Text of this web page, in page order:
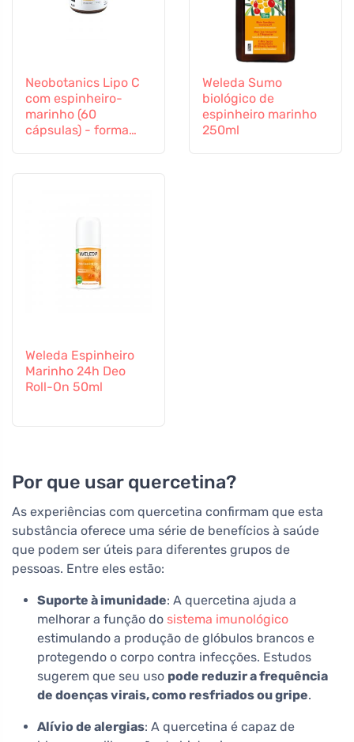
Neobotanics Lipo C
com espinheiro-
marinho (60
cápsulas) - forma
Weleda Sumo
biológico de
espinheiro marinho
250ml
Weleda Espinheiro
Marinho 24h Deo
Roll-On 50ml
Por que usar quercetina?
As experiências com quercetina confirmam que esta
substância oferece uma série de benefícios à saúde
que podem ser úteis para diferentes grupos de
pessoas. Entre eles estão:
Suporte à imunidade: A quercetina ajuda a
melhorar a função do sistema imunológico
estimulando a produção de glóbulos brancos e
protegendo o corpo contra infecções. Estudos
sugerem que seu uso pode reduzir a frequência
de doenças virais, como resfriados ou gripe.
Alívio de alergias: A quercetina é capaz de